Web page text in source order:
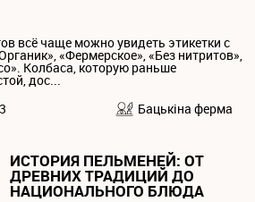
всё чаще можно увидеть этикетки с
«Фермерское», «Без нитритов»,
Колбаса, которую раньше
дос...
Бацькiна ферма
3
ИСТОРИЯ ПЕЛЬМЕНЕЙ: ОТ
ДРЕВНИХ ТРАДИЦИЙ ДО
НАЦИОНАЛЬНОГО БЛЮДА